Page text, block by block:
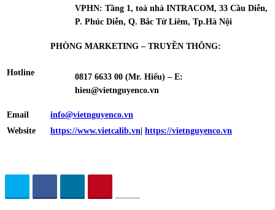
VPHN: Tầng 1, toà nhà INTRACOM, 33 Cầu Diễn,
P. Phúc Diễn, Q. Bắc Từ Liêm, Tp.Hà Nội
Hotline
PHÒNG MARKETING – TRUYỀN THÔNG:
0817 6633 00 (Mr. Hiếu) – E:
hieu@vietnguyenco.vn
Email
info@vietnguyenco.vn
Website
https://www.vietcalib.vn https://vietnguyenco.vn